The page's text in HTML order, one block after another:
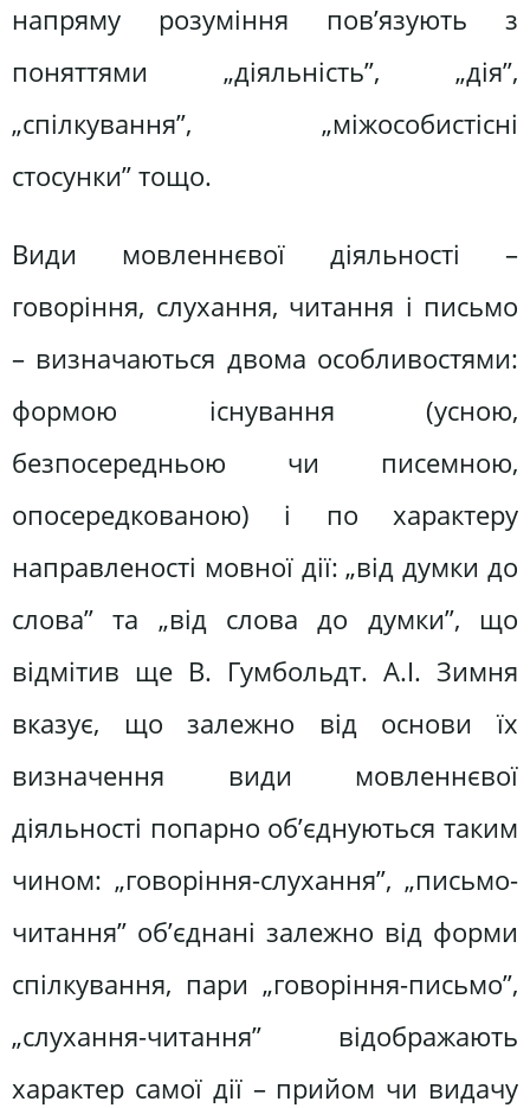
напряму розуміння пов’язують з
поняттями „діяльність”, „дія”,
„спілкування”, „міжособистісні
стосунки” тощо.
Види мовленнєвої діяльності –
говоріння, слухання, читання і письмо
– визначаються двома особливостями:
формою існування (усною,
безпосередньою чи писемною,
опосередкованою) і по характеру
направленості мовної дії: „від думки до
слова” та „від слова до думки”, що
відмітив ще В. Гумбольдт. А.І. Зимня
вказує, що залежно від основи їх
визначення види мовленнєвої
діяльності попарно об’єднуються таким
чином: „говоріння-слухання”, „письмо-
читання” об’єднані залежно від форми
спілкування, пари „говоріння-письмо”,
„слухання-читання” відображають
характер самої дії – прийом чи видачу